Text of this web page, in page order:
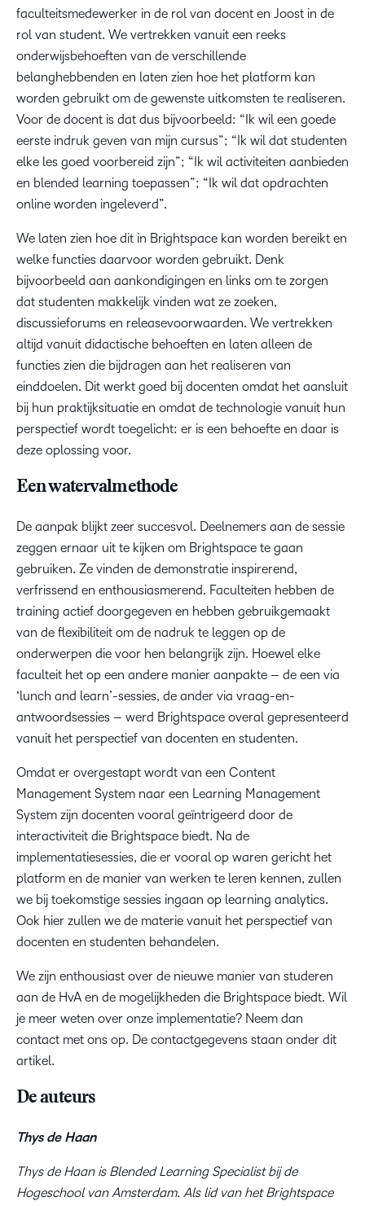
faculteitsmedewerker in de rol van docent en Joost in de
rol van student. We vertrekken vanuit een reeks
onderwijsbehoeften van de verschillende
belanghebbenden en laten zien hoe het platform kan
worden gebruikt om de gewenste uitkomsten te realiseren.
Voor de docent is dat dus bijvoorbeeld: “Ik wil een goede
eerste indruk geven van mijn cursus”; “Ik wil dat studenten
elke les goed voorbereid zijn”; “Ik wil activiteiten aanbieden
en blended learning toepassen”; “Ik wil dat opdrachten
online worden ingeleverd”.
We laten zien hoe dit in Brightspace kan worden bereikt en
welke functies daarvoor worden gebruikt. Denk
bijvoorbeeld aan aankondigingen en links om te zorgen
dat studenten makkelijk vinden wat ze zoeken,
discussieforums en releasevoorwaarden. We vertrekken
altijd vanuit didactische behoeften en laten alleen de
functies zien die bijdragen aan het realiseren van
einddoelen. Dit werkt goed bij docenten omdat het aansluit
bij hun praktijksituatie en omdat de technologie vanuit hun
perspectief wordt toegelicht: er is een behoefte en daar is
deze oplossing voor.
Een watervalmethode
De aanpak blijkt zeer succesvol. Deelnemers aan de sessie
zeggen ernaar uit te kijken om Brightspace te gaan
gebruiken. Ze vinden de demonstratie inspirerend,
verfrissend en enthousiasmerend. Faculteiten hebben de
training actief doorgegeven en hebben gebruikgemaakt
van de flexibiliteit om de nadruk te leggen op de
onderwerpen die voor hen belangrijk zijn. Hoewel elke
faculteit het op een andere manier aanpakte – de een via
‘lunch and learn’-sessies, de ander via vraag-en-
antwoordsessies – werd Brightspace overal gepresenteerd
vanuit het perspectief van docenten en studenten.
Omdat er overgestapt wordt van een Content
Management System naar een Learning Management
System zijn docenten vooral geïntrigeerd door de
interactiviteit die Brightspace biedt. Na de
implementatiesessies, die er vooral op waren gericht het
platform en de manier van werken te leren kennen, zullen
we bij toekomstige sessies ingaan op learning analytics.
Ook hier zullen we de materie vanuit het perspectief van
docenten en studenten behandelen.
We zijn enthousiast over de nieuwe manier van studeren
aan de HvA en de mogelijkheden die Brightspace biedt. Wil
je meer weten over onze implementatie? Neem dan
contact met ons op. De contactgegevens staan onder dit
artikel.
De auteurs
Thys de Haan
Thys de Haan is Blended Learning Specialist bij de
Hogeschool van Amsterdam. Als lid van het Brightspace